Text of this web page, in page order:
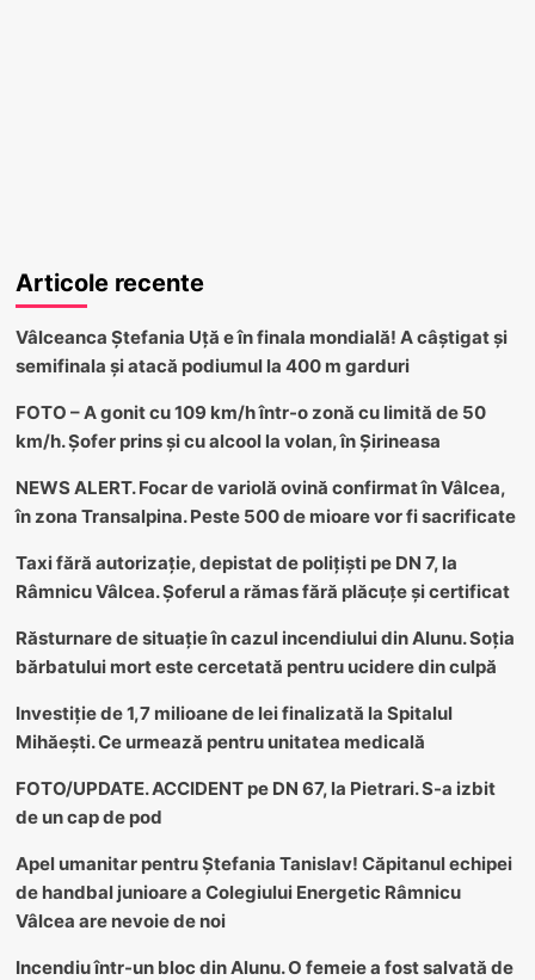
Articole recente
Vâlceanca Ștefania Uță e în finala mondială! A câștigat și
semifinala și atacă podiumul la 400 m garduri
FOTO – A gonit cu 109 km/h într-o zonă cu limită de 50
km/h. Șofer prins și cu alcool la volan, în Șirineasa
NEWS ALERT. Focar de variolă ovină confirmat în Vâlcea,
în zona Transalpina. Peste 500 de mioare vor fi sacrificate
Taxi fără autorizație, depistat de polițiști pe DN 7, la
Râmnicu Vâlcea. Șoferul a rămas fără plăcuțe și certificat
Răsturnare de situație în cazul incendiului din Alunu. Soția
bărbatului mort este cercetată pentru ucidere din culpă
Investiție de 1,7 milioane de lei finalizată la Spitalul
Mihăești. Ce urmează pentru unitatea medicală
FOTO/UPDATE. ACCIDENT pe DN 67, la Pietrari. S-a izbit
de un cap de pod
Apel umanitar pentru Ștefania Tanislav! Căpitanul echipei
de handbal junioare a Colegiului Energetic Râmnicu
Vâlcea are nevoie de noi
Incendiu într-un bloc din Alunu. O femeie a fost salvată de